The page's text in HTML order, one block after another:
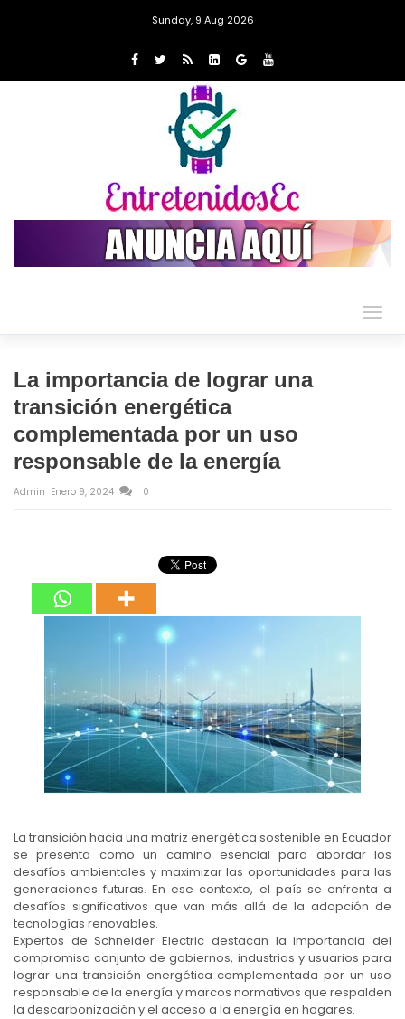
Sunday, 9 Aug 2026
La importancia de lograr una
transición energética
complementada por un uso
responsable de la energía
Admin Enero 9, 2024 0
La transición hacia una matriz energética sostenible en Ecuador
se presenta como un camino esencial para abordar los
desafíos ambientales y maximizar las oportunidades para las
generaciones futuras. En ese contexto, el país se enfrenta a
desafíos significativos que van más allá de la adopción de
tecnologías renovables.
Expertos de Schneider Electric destacan la importancia del
compromiso conjunto de gobiernos, industrias y usuarios para
lograr una transición energética complementada por un uso
responsable de la energía y marcos normativos que respalden
la descarbonización y el acceso a la energía en hogares.